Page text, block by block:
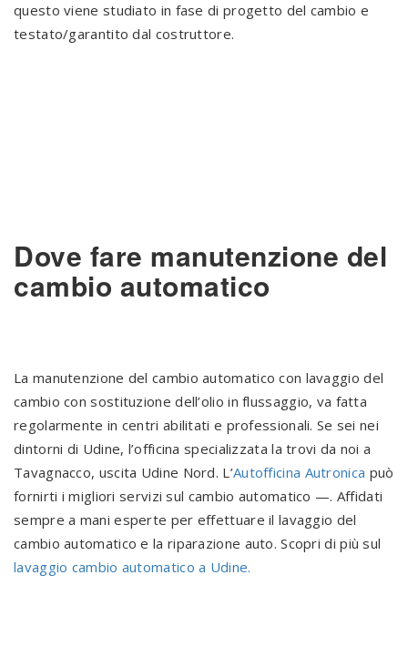
questo viene studiato in fase di progetto del cambio e
testato/garantito dal costruttore.
Dove fare manutenzione del
cambio automatico
La manutenzione del cambio automatico con lavaggio del
cambio con sostituzione dell’olio in flussaggio, va fatta
regolarmente in centri abilitati e professionali. Se sei nei
dintorni di Udine, l’officina specializzata la trovi da noi a
Tavagnacco, uscita Udine Nord. L’Autofficina Autronica può
fornirti i migliori servizi sul cambio automatico —. Affidati
sempre a mani esperte per effettuare il lavaggio del
cambio automatico e la riparazione auto. Scopri di più sul
lavaggio cambio automatico a Udine.